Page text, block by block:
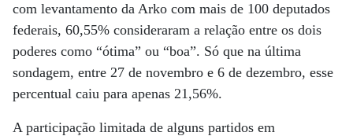
com levantamento da Arko com mais de 100 deputados
federais, 60,55% consideraram a relação entre os dois
poderes como “ótima” ou “boa”. Só que na última
sondagem, entre 27 de novembro e 6 de dezembro, esse
percentual caiu para apenas 21,56%.
A participação limitada de alguns partidos em